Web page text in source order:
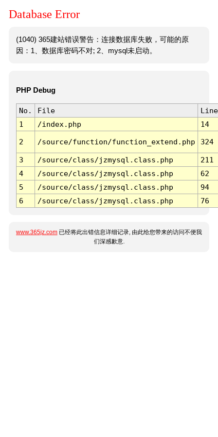
Database Error
(1040) 365建站错误警告：连接数据库失败，可能的原
因：1、数据库密码不对; 2、mysql未启动。
PHP Debug
No. File
Line
1
/index.php 14
2 /source/function/function_extend.php 324
3 /source/class/jzmysql.class.php
211
4
/source/class/jzmysql.class.php
62
5
/source/class/jzmysql.class.php
94
6
/source/class/jzmysql.class.php 76
www.365jz.com 已经将此出错信息详细记录, 由此给您带来的访问不便我
们深感歉意.